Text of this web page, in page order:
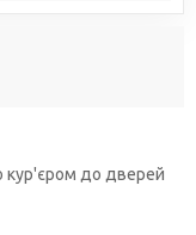
кур'єром до дверей